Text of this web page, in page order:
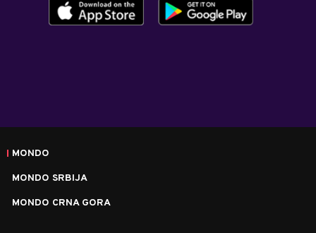
MONDO
MONDO SRBIJA
MONDO CRNA GORA